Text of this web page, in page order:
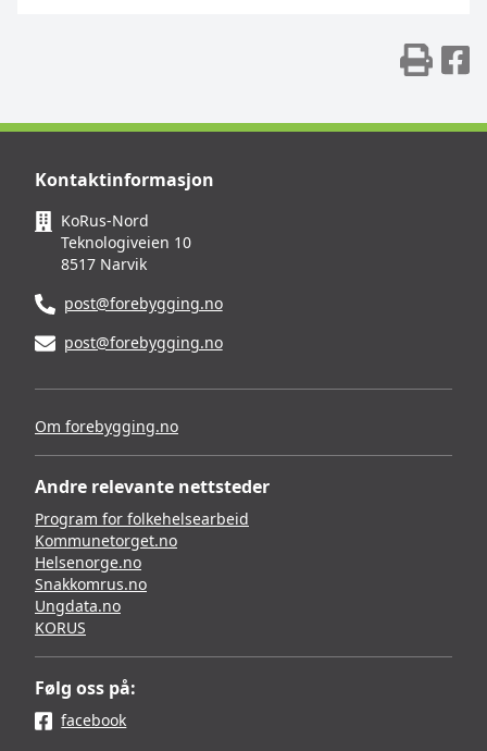
Kontaktinformasjon
KoRus-Nord
Teknologiveien 10
8517 Narvik
post@forebygging.no
post@forebygging.no
Om forebygging.no
Andre relevante nettsteder
Program for folkehelsearbeid
Kommunetorget.no
Helsenorge.no
Snakkomrus.no
Ungdata.no
KORUS
Følg oss på:
facebook